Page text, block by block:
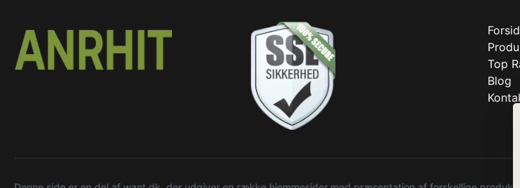
Top
Blog